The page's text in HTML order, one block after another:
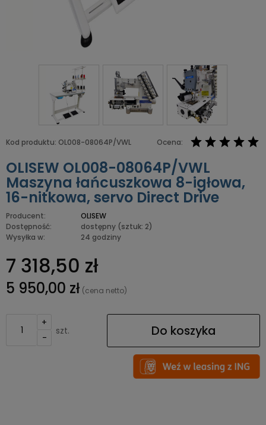
Ocena:
Kod produktu: OL008-08064P/VWL
OLISEW OL008-08064P/VWL
Maszyna łańcuszkowa 8-igłowa,
16-nitkowa, servo Direct Drive
Producent:
OLISEW
Dostępność:
dostępny (sztuk: 2)
Wysyłka w:
24 godziny
7 318,50 zł
5 950,00 zł (cena netto)
+
-
szt. Do koszyka